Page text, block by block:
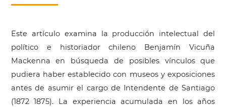
Este artículo examina la producción intelectual del
político e historiador chileno Benjamín Vicuña
Mackenna en búsqueda de posibles vínculos que
pudiera haber establecido con museos y exposiciones
antes de asumir el cargo de Intendente de Santiago
(1872 1875). La experiencia acumulada en los años